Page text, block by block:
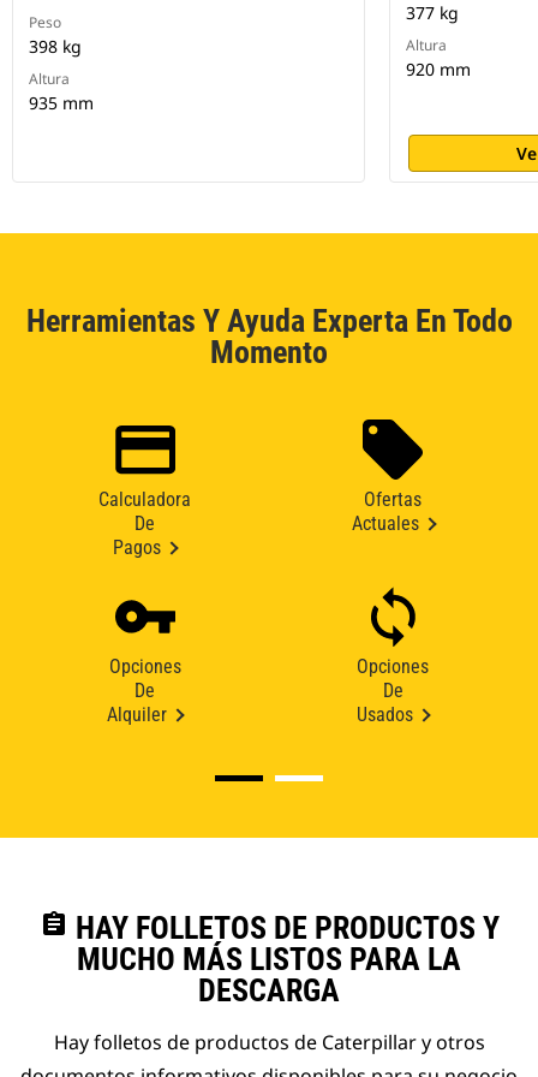
Peso
398 kg
Altura
935 mm
377 kg
Altura
920 mm
Herramientas Y Ayuda Experta En Todo
Momento
Calculadora
De
Pagos
Ofertas
Actuales
Opciones
De
Alquiler
Opciones
De
Usados
assignment HAY FOLLETOS DE PRODUCTOS Y
MUCHO MÁS LISTOS PARA LA
DESCARGA
Hay folletos de productos de Caterpillar y otros